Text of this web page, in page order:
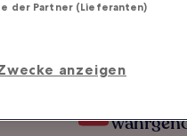
der Partner (Lieferanten)
anzeigen